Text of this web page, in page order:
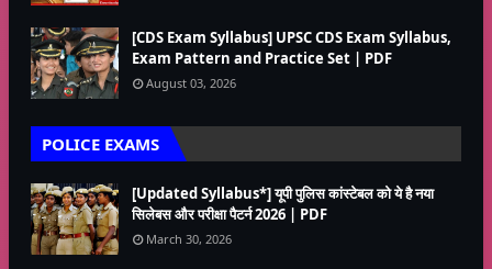
[CDS Exam Syllabus] UPSC CDS Exam Syllabus,
Exam Pattern and Practice Set | PDF
August 03, 2026
POLICE EXAMS
[Updated Syllabus*] यूपी पुलिस कांस्टेबल को ये है नया
सिलेबस और परीक्षा पैटर्न 2026 | PDF
March 30, 2026